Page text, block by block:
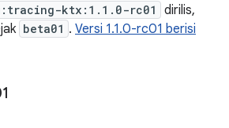
ktx:1.1.0-rc01
dirilis,
beta01 . Versi 1.1.0-rc01 berisi